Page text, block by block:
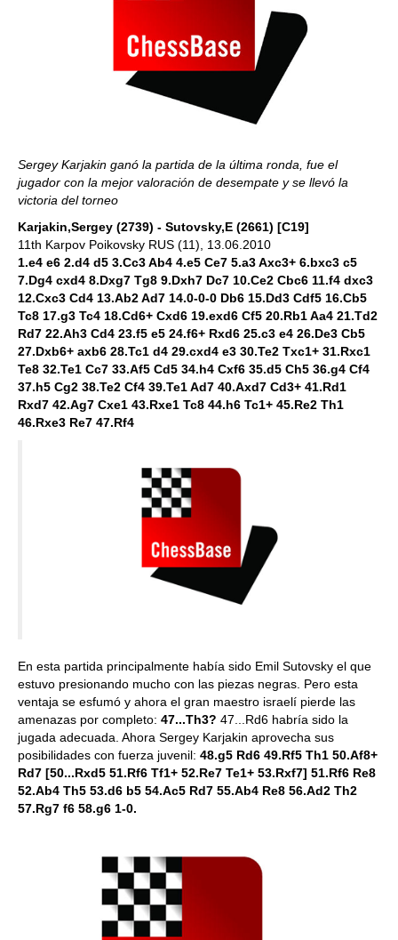
Sergey Karjakin ganó la partida de la última ronda, fue el
jugador con la mejor valoración de desempate y se llevó la
victoria del torneo
Karjakin,Sergey (2739) - Sutovsky,E (2661) [C19]
11th Karpov Poikovsky RUS (11), 13.06.2010
1.e4 e6 2.d4 d5 3.Cc3 Ab4 4.e5 Ce7 5.a3 Axc3+ 6.bxc3 c5
7.Dg4 cxd4 8.Dxg7 Tg8 9.Dxh7 Dc7 10.Ce2 Cbc6 11.f4 dxc3
12.Cxc3 Cd4 13.Ab2 Ad7 14.0-0-0 Db6 15.Dd3 Cdf5 16.Cb5
Tc8 17.g3 Tc4 18.Cd6+ Cxd6 19.exd6 Cf5 20.Rb1 Aa4 21.Td2
Rd7 22.Ah3 Cd4 23.f5 e5 24.f6+ Rxd6 25.c3 e4 26.De3 Cb5
27.Dxb6+ axb6 28.Tc1 d4 29.cxd4 e3 30.Te2 Txc1+ 31.Rxc1
Te8 32.Te1 Cc7 33.Af5 Cd5 34.h4 Cxf6 35.d5 Ch5 36.g4 Cf4
37.h5 Cg2 38.Te2 Cf4 39.Te1 Ad7 40.Axd7 Cd3+ 41.Rd1
Rxd7 42.Ag7 Cxe1 43.Rxe1 Tc8 44.h6 Tc1+ 45.Re2 Th1
46.Rxe3 Re7 47.Rf4
En esta partida principalmente había sido Emil Sutovsky el que
estuvo presionando mucho con las piezas negras. Pero esta
ventaja se esfumó y ahora el gran maestro israelí pierde las
amenazas por completo: 47...Th3? 47...Rd6 habría sido la
jugada adecuada. Ahora Sergey Karjakin aprovecha sus
posibilidades con fuerza juvenil: 48.g5 Rd6 49.Rf5 Th1 50.Af8+
Rd7 [50...Rxd5 51.Rf6 Tf1+ 52.Re7 Te1+ 53.Rxf7] 51.Rf6 Re8
52.Ab4 Th5 53.d6 b5 54.Ac5 Rd7 55.Ab4 Re8 56.Ad2 Th2
57.Rg7 f6 58.g6 1-0.